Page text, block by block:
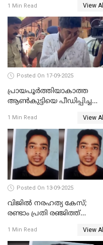
1 Min Read View All
Posted On 17-09-2025
പ്രായപൂർത്തിയാകാത്ത
ആൺകുട്ടിയെ പീഡിപ്പിച്ച
അറസ്റ്റിൽ
1 Min Read View All
Posted On 13-09-2025
വിജിൽ നരഹത്യ കേസ്;
രണ്ടാം പ്രതി രഞ്ജിത്ത്
1 Min Read View All